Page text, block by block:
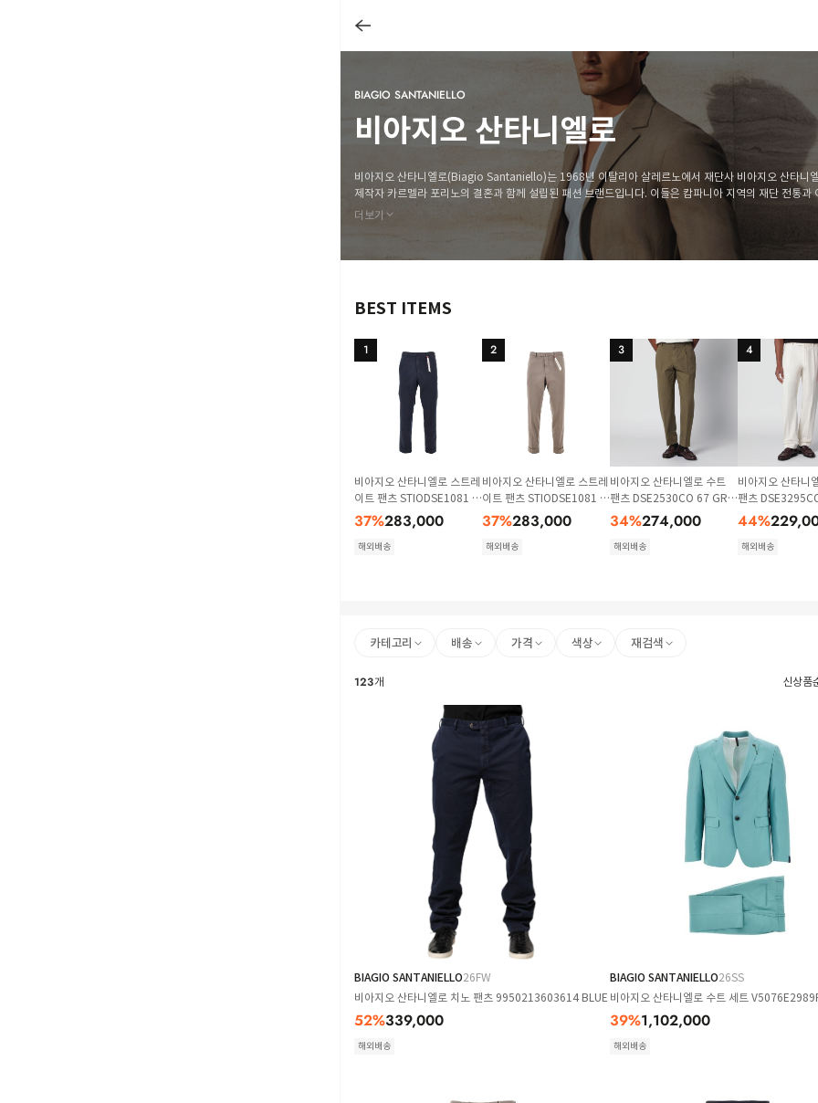
BIAGIO SANTANIELLO
비아지오 산타니엘로
비아지오 산타니엘로(Biagio Santaniello)는 1968년 이탈리아 살레르노에서 재단사 비아지오 산타니
제작자 카르멜라 포리노의 결혼과 함께 설립된 패션 브랜드입니다. 이들은 캄파니아 지역의 재단 전통과
인 정신을 바탕으로 활동을 시작하였으며, 1991년 첫 컬렉션을 선보였습니다.
더보기
BEST ITEMS
1
비아지오 산타니엘로 스트레
이트 팬츠 STIODSE1081 Bl
ue
37%283,000
해외배송
2
비아지오 산타니엘로 스트레
이트 팬츠 STIODSE1081 G
rey
37%283,000
해외배송
3
비아지오 산타니엘로 수트
팬츠 DSE2530CO 67 GRE
EN
34%274,000
해외배송
4
비아지오 산타니
팬츠
TE
44%
해외배송
카테고리 배송 가격 색상 재검색
123개 신상품
BIAGIO SANTANIELLO26FW
비아지오 산타니엘로 치노 팬츠 9950213603614 BLUE
52%339,000
해외배송
BIAGIO SANTANIELLO26SS
비아지오 산타니엘로 수트 세트
39%1,102,000
해외배송